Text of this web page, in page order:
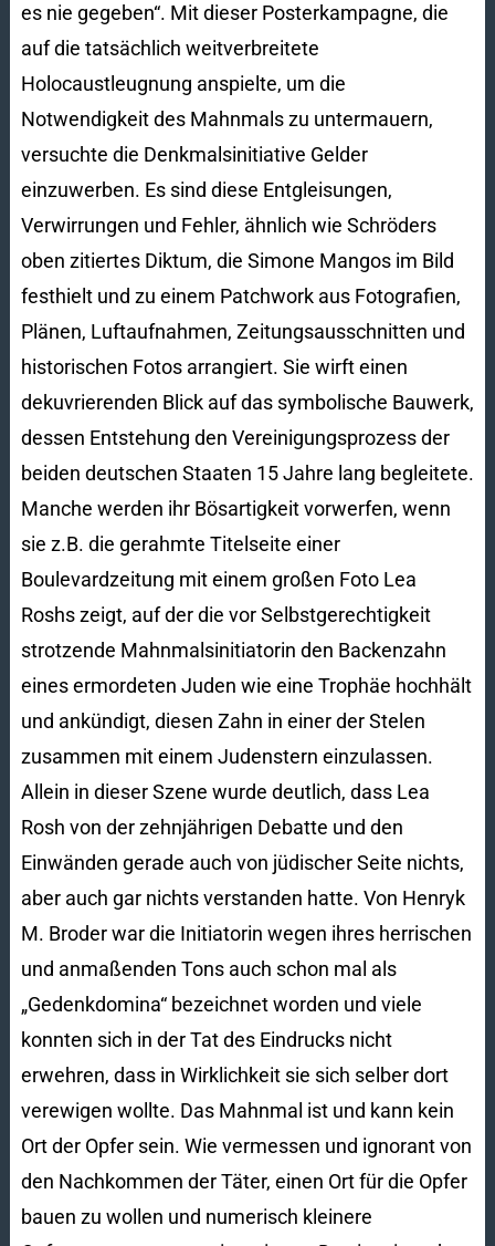
es nie gegeben“. Mit dieser Posterkampagne, die
auf die tatsächlich weitverbreitete
Holocaustleugnung anspielte, um die
Notwendigkeit des Mahnmals zu untermauern,
versuchte die Denkmalsinitiative Gelder
einzuwerben. Es sind diese Entgleisungen,
Verwirrungen und Fehler, ähnlich wie Schröders
oben zitiertes Diktum, die Simone Mangos im Bild
festhielt und zu einem Patchwork aus Fotografien,
Plänen, Luftaufnahmen, Zeitungsausschnitten und
historischen Fotos arrangiert. Sie wirft einen
dekuvrierenden Blick auf das symbolische Bauwerk,
dessen Entstehung den Vereinigungsprozess der
beiden deutschen Staaten 15 Jahre lang begleitete.
Manche werden ihr Bösartigkeit vorwerfen, wenn
sie z.B. die gerahmte Titelseite einer
Boulevardzeitung mit einem großen Foto Lea
Roshs zeigt, auf der die vor Selbstgerechtigkeit
strotzende Mahnmalsinitiatorin den Backenzahn
eines ermordeten Juden wie eine Trophäe hochhält
und ankündigt, diesen Zahn in einer der Stelen
zusammen mit einem Judenstern einzulassen.
Allein in dieser Szene wurde deutlich, dass Lea
Rosh von der zehnjährigen Debatte und den
Einwänden gerade auch von jüdischer Seite nichts,
aber auch gar nichts verstanden hatte. Von Henryk
M. Broder war die Initiatorin wegen ihres herrischen
und anmaßenden Tons auch schon mal als
„Gedenkdomina“ bezeichnet worden und viele
konnten sich in der Tat des Eindrucks nicht
erwehren, dass in Wirklichkeit sie sich selber dort
verewigen wollte. Das Mahnmal ist und kann kein
Ort der Opfer sein. Wie vermessen und ignorant von
den Nachkommen der Täter, einen Ort für die Opfer
bauen zu wollen und numerisch kleinere